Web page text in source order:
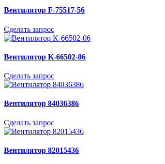
Вентилятор F-75517-56
Сделать запрос
Вентилятор K-66502-06
Сделать запрос
Вентилятор 84036386
Сделать запрос
Вентилятор 82015436